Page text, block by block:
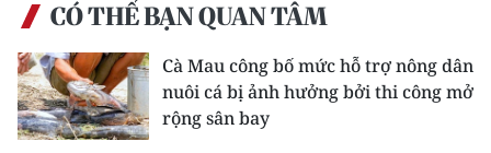
CÓ THỂ BẠN QUAN TÂM
Cà Mau công bố mức hỗ trợ nông dân
nuôi cá bị ảnh hưởng bởi thi công mở
rộng sân bay